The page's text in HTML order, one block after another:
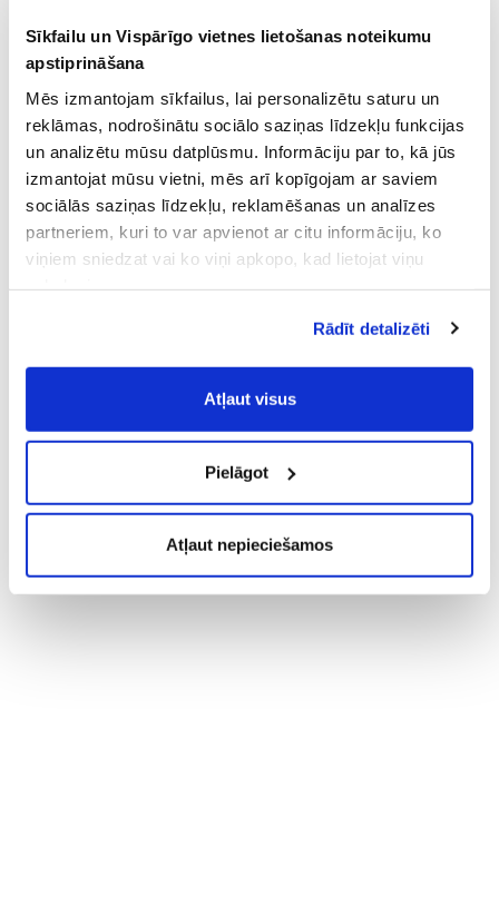
Sīkfailu un Vispārīgo vietnes lietošanas noteikumu
apstiprināšana
Mēs izmantojam sīkfailus, lai personalizētu saturu un
reklāmas, nodrošinātu sociālo saziņas līdzekļu funkcijas
un analizētu mūsu datplūsmu. Informāciju par to, kā jūs
izmantojat mūsu vietni, mēs arī kopīgojam ar saviem
sociālās saziņas līdzekļu, reklamēšanas un analīzes
partneriem, kuri to var apvienot ar citu informāciju, ko
viņiem sniedzat vai ko viņi apkopo, kad lietojat viņu
Vispārīgiem vietnes lietošanas
noteikumiem(saīsināti - VVLN).
Rādīt detalizēti
Atļaut visus
Pielāgot
Atļaut nepieciešamos